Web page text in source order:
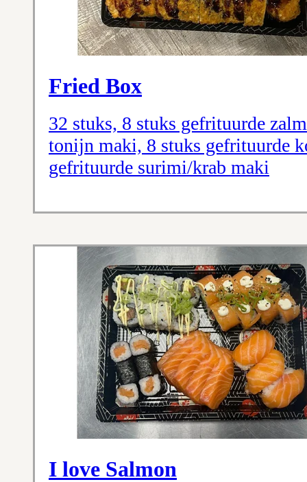
Fried Box
32 stuks, 8 stuks gefrituurde
tonijn maki, 8 stuks gefrituurde
gefrituurde surimi/krab maki
I love Salmon